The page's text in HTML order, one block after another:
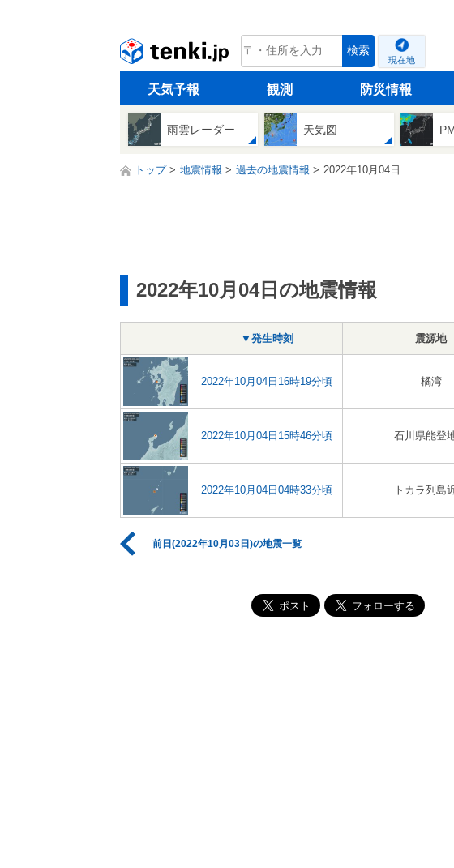
tenki.jp 検索
現在地
天気予報 観測 防災情報
雨雲レーダー 天気図
トップ 地震情報 過去の地震情報 2022年10月04日
2022年10月04日の地震情報
▼発生時刻 震源地
2022年10月04日16時19分頃 橘湾
2022年10月04日15時46分頃 石川県能登
2022年10月04日04時33分頃 トカラ列島
前日(2022年10月03日)の地震一覧